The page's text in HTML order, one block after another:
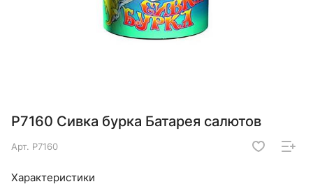
Р7160 Сивка бурка Батарея салютов
Арт. Р7160
Характеристики